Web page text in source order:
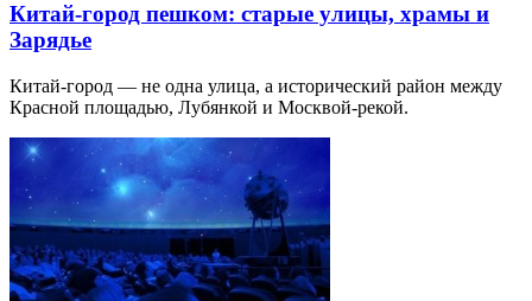
Китай-город пешком: старые улицы, храмы и
Зарядье
Китай-город — не одна улица, а исторический район между
Красной площадью, Лубянкой и Москвой-рекой.